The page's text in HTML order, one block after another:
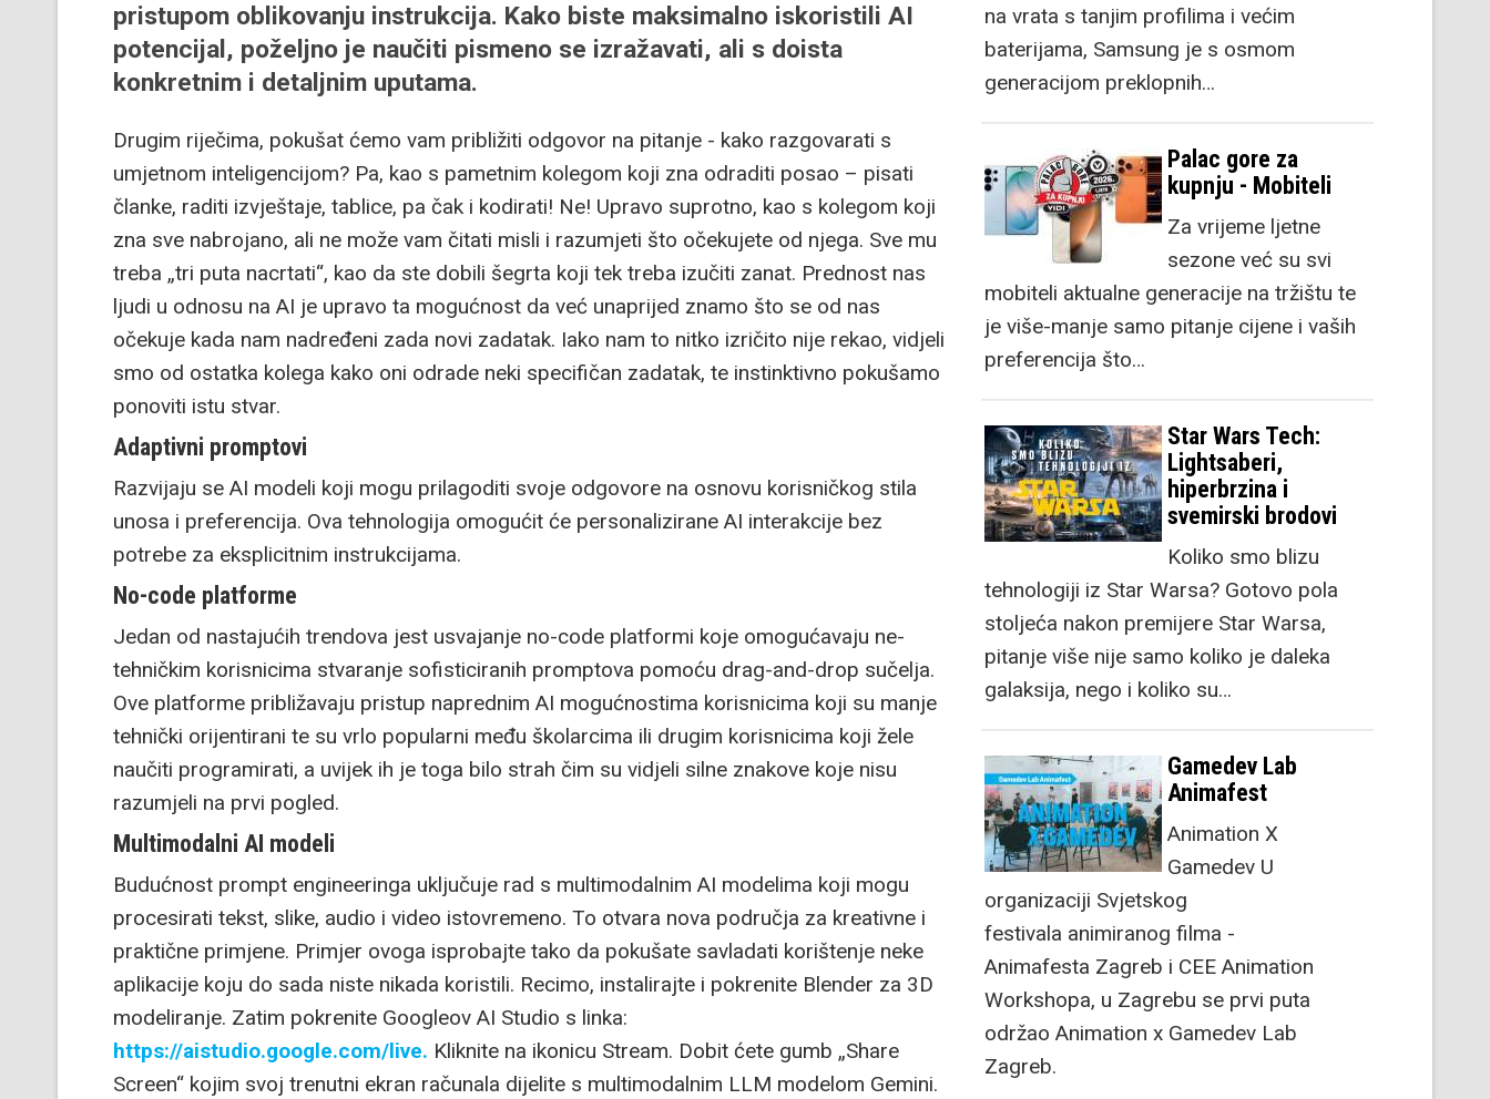
pristupom oblikovanju instrukcija. Kako biste maksimalno iskoristili AI
potencijal, poželjno je naučiti pismeno se izražavati, ali s doista
konkretnim i detaljnim uputama.
Drugim riječima, pokušat ćemo vam približiti odgovor na pitanje - kako razgovarati s
umjetnom inteligencijom? Pa, kao s pametnim kolegom koji zna odraditi posao – pisati
članke, raditi izvještaje, tablice, pa čak i kodirati! Ne! Upravo suprotno, kao s kolegom koji
zna sve nabrojano, ali ne može vam čitati misli i razumjeti što očekujete od njega. Sve mu
treba „tri puta nacrtati“, kao da ste dobili šegrta koji tek treba izučiti zanat. Prednost nas
ljudi u odnosu na AI je upravo ta mogućnost da već unaprijed znamo što se od nas
očekuje kada nam nadređeni zada novi zadatak. Iako nam to nitko izričito nije rekao, vidjeli
smo od ostatka kolega kako oni odrade neki specifičan zadatak, te instinktivno pokušamo
ponoviti istu stvar.
Adaptivni promptovi
Razvijaju se AI modeli koji mogu prilagoditi svoje odgovore na osnovu korisničkog stila
unosa i preferencija. Ova tehnologija omogućit će personalizirane AI interakcije bez
potrebe za eksplicitnim instrukcijama.
No-code platforme
Jedan od nastajućih trendova jest usvajanje no-code platformi koje omogućavaju ne-
tehničkim korisnicima stvaranje sofisticiranih promptova pomoću drag-and-drop sučelja.
Ove platforme približavaju pristup naprednim AI mogućnostima korisnicima koji su manje
tehnički orijentirani te su vrlo popularni među školarcima ili drugim korisnicima koji žele
naučiti programirati, a uvijek ih je toga bilo strah čim su vidjeli silne znakove koje nisu
razumjeli na prvi pogled.
Multimodalni AI modeli
Budućnost prompt engineeringa uključuje rad s multimodalnim AI modelima koji mogu
procesirati tekst, slike, audio i video istovremeno. To otvara nova područja za kreativne i
praktične primjene. Primjer ovoga isprobajte tako da pokušate savladati korištenje neke
aplikacije koju do sada niste nikada koristili. Recimo, instalirajte i pokrenite Blender za 3D
modeliranje. Zatim pokrenite Googleov AI Studio s linka:
https://aistudio.google.com/live. Kliknite na ikonicu Stream. Dobit ćete gumb „Share
Screen“ kojim svoj trenutni ekran računala dijelite s multimodalnim LLM modelom Gemini.
na vrata s tanjim profilima i većim
baterijama, Samsung je s osmom
generacijom preklopnih…
Palac gore za
kupnju - Mobiteli
Za vrijeme ljetne
sezone već su svi
mobiteli aktualne generacije na tržištu te
je više-manje samo pitanje cijene i vaših
preferencija što…
Star Wars Tech:
Lightsaberi,
hiperbrzina i
svemirski brodovi
Koliko smo blizu
tehnologiji iz Star Warsa? Gotovo pola
stoljeća nakon premijere Star Warsa,
pitanje više nije samo koliko je daleka
galaksija, nego i koliko su…
Gamedev Lab
Animafest
Animation X
Gamedev U
organizaciji Svjetskog
festivala animiranog filma -
Animafesta Zagreb i CEE Animation
Workshopa, u Zagrebu se prvi puta
održao Animation x Gamedev Lab
Zagreb.